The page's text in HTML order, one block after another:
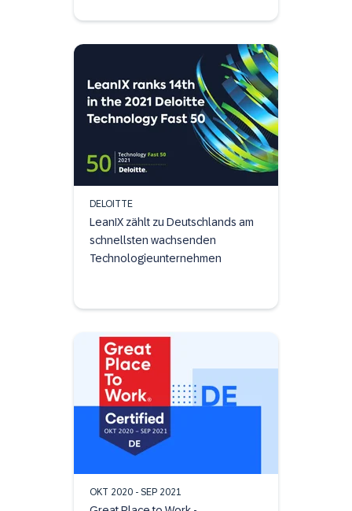
DELOITTE
LeanIX zählt zu Deutschlands am
schnellsten wachsenden
Technologieunternehmen
OKT 2020 - SEP 2021